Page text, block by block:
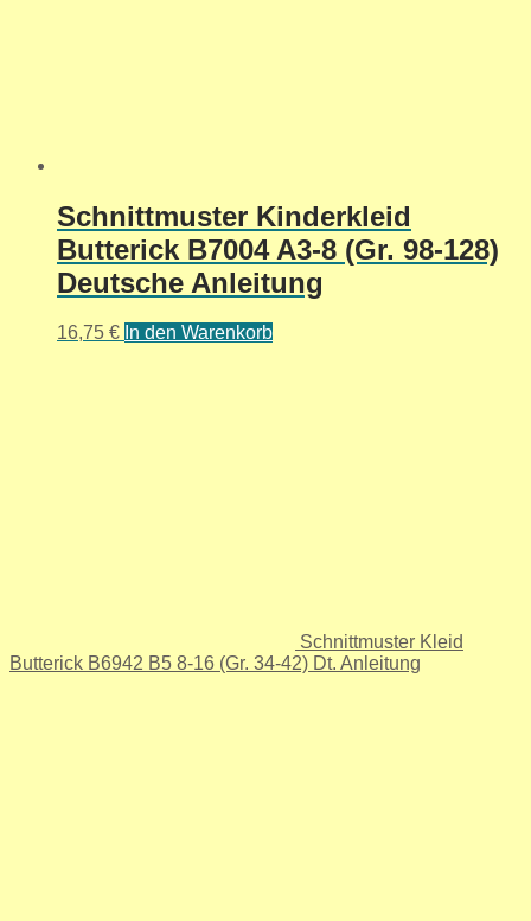
Schnittmuster Kinderkleid
Butterick B7004 A3-8 (Gr. 98-128)
Deutsche Anleitung
16,75 € In den Warenkorb
Schnittmuster Kleid
Butterick B6942 B5 8-16 (Gr. 34-42) Dt. Anleitung